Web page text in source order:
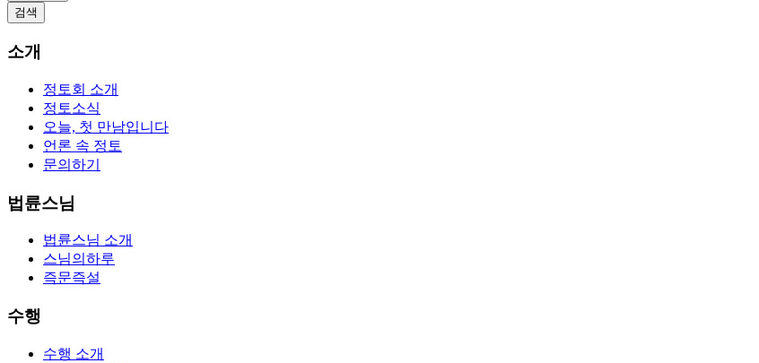
검색
소개
정토회 소개
정토소식
오늘, 첫 만남입니다
언론 속 정토
문의하기
법륜스님
법륜스님 소개
스님의하루
즉문즉설
수행
수행 소개